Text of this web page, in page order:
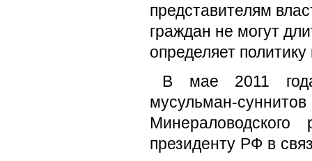
представителям
граждан не могут
определяет
В мае 2011 года
мусульман-
президенту РФ в